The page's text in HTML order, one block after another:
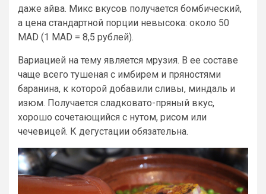
даже айва. Микс вкусов получается бомбический,
а цена стандартной порции невысока: около 50
MAD (1 MAD = 8,5 рублей).
Вариацией на тему является мрузия. В ее составе
чаще всего тушеная с имбирем и пряностями
баранина, к которой добавили сливы, миндаль и
изюм. Получается сладковато-пряный вкус,
хорошо сочетающийся с нутом, рисом или
чечевицей. К дегустации обязательна.